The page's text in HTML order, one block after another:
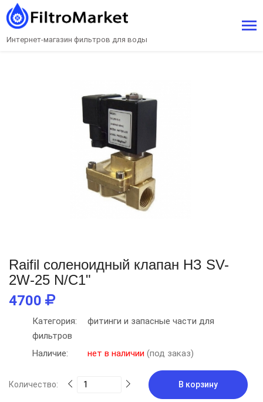
Интернет-магазин фильтров для воды
Raifil соленоидный клапан НЗ SV-
2W-25 N/C1"
4700
Категория:
фитинги и запасные части для
фильтров
Наличие:
нет в наличии (под заказ)
Количество: В корзину